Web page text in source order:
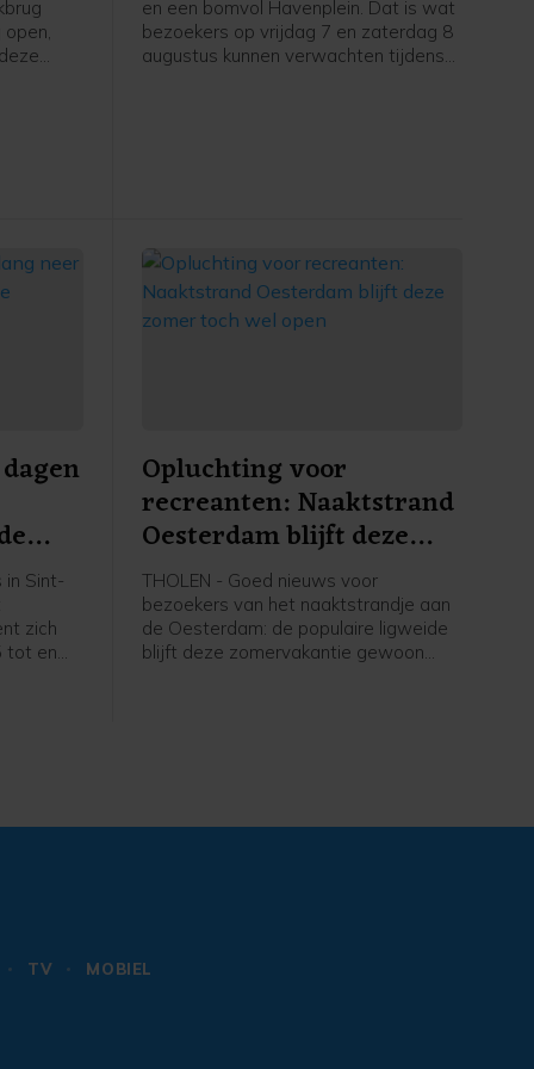
en een bomvol Havenplein. Dat is wat
bezoekers op vrijdag 7 en zaterdag 8
augustus kunnen verwachten tijdens
in Sint-
zich
tot en
Opluchting voor
recreanten: Naaktstrand
Oesterdam blijft deze
zomer toch wel open
THOLEN - Goed nieuws voor
bezoekers van het naaktstrandje aan
de Oesterdam: de populaire ligweide
blijft deze zomervakantie gewoon
TV
MOBIEL